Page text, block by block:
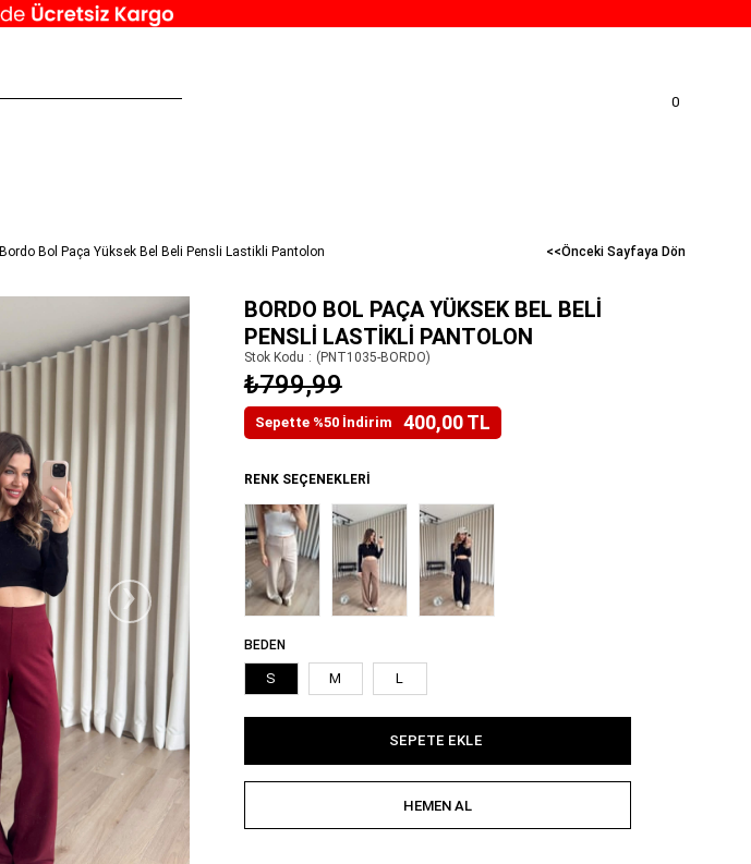
0
Bordo Bol Paça Yüksek Bel Beli Pensli Lastikli Pantolon <<Önceki Sayfaya Dön
›
BORDO BOL PAÇA YÜKSEK BEL BELI
PENSLI LASTIKLI PANTOLON
Stok Kodu (PNT1035-BORDO)
₺799,99
Sepette %50 İndirim 400,00 TL
RENK SEÇENEKLERI
BEDEN
S M L